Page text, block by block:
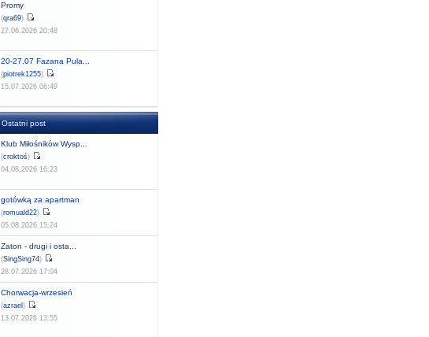
Promy
(qra69)
27.06.2026 20:48
20-27.07 Fazana Pula...
(piotrek1255)
15.07.2026 06:49
Ostatni post
Klub Miłośników Wysp...
(croktoś)
04.08.2026 16:23
gotówką za apartman
(romuald22)
05.08.2026 15:24
Zaton - drugi i osta...
(SingSing74)
28.07.2026 17:04
Chorwacja-wrzesień
(azrael)
13.07.2026 13:55